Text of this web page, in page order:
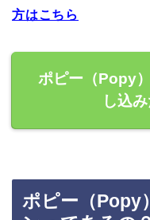
方はこちら
ポピー（Popy
し込
ポピー（Popy